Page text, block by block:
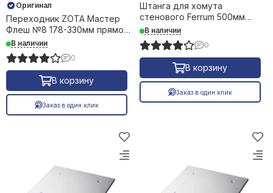
Оригинал
Переходник ZOTA Мастер
Флеш №8 178-330мм прямой
силикон черный +240С 27184
В наличии
0
В корзину
Заказ в один клик
Штанга для хомута
стенового Ferrum 500мм
0,5/430 24323
В наличии
0
В корзину
Заказ в один клик